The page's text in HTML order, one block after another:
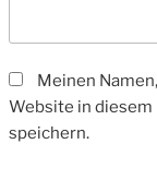
Meinen
Website in
speichern.